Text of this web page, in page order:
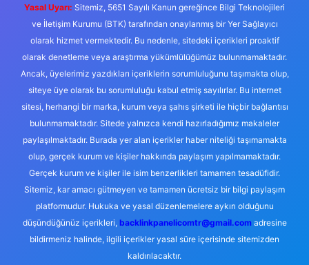
Yasal Uyarı: Sitemiz, 5651 Sayılı Kanun gereğince Bilgi Teknolojileri
ve İletişim Kurumu (BTK) tarafından onaylanmış bir Yer Sağlayıcı
olarak hizmet vermektedir. Bu nedenle, sitedeki içerikleri proaktif
olarak denetleme veya araştırma yükümlülüğümüz bulunmamaktadır.
Ancak, üyelerimiz yazdıkları içeriklerin sorumluluğunu taşımakta olup,
siteye üye olarak bu sorumluluğu kabul etmiş sayılırlar. Bu internet
sitesi, herhangi bir marka, kurum veya şahıs şirketi ile hiçbir bağlantısı
bulunmamaktadır. Sitede yalnızca kendi hazırladığımız makaleler
paylaşılmaktadır. Burada yer alan içerikler haber niteliği taşımamakta
olup, gerçek kurum ve kişiler hakkında paylaşım yapılmamaktadır.
Gerçek kurum ve kişiler ile isim benzerlikleri tamamen tesadüfidir.
Sitemiz, kar amacı gütmeyen ve tamamen ücretsiz bir bilgi paylaşım
platformudur. Hukuka ve yasal düzenlemelere aykırı olduğunu
düşündüğünüz içerikleri, backlinkpanelicomtr@gmail.comadresine
bildirmeniz halinde, ilgili içerikler yasal süre içerisinde sitemizden
kaldırılacaktır.